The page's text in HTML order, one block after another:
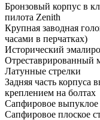
Бронзовый корпус в
пилота Zenith
Крупная заводная
часами в перчатках)
Исторический
Отреставрированный
Латунные стрелки
Задняя часть корпуса
креплением на болтах
Сапфировое выпуклое
Сапфировое плоское